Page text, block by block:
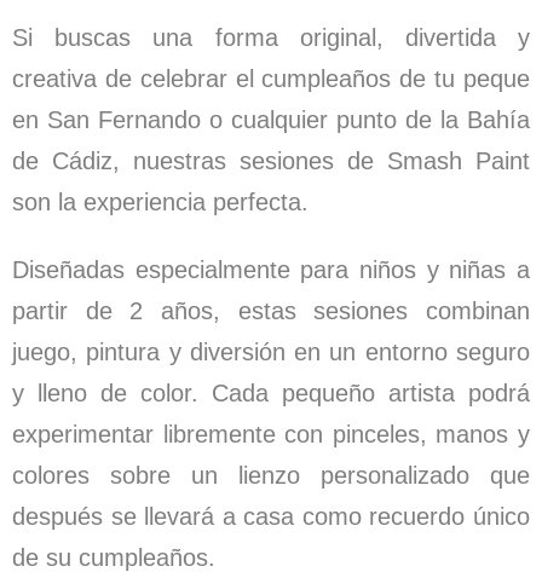
Si buscas una forma original, divertida y
creativa de celebrar el cumpleaños de tu peque
en San Fernando o cualquier punto de la Bahía
de Cádiz, nuestras sesiones de Smash Paint
son la experiencia perfecta.
Diseñadas especialmente para niños y niñas a
partir de 2 años, estas sesiones combinan
juego, pintura y diversión en un entorno seguro
y lleno de color. Cada pequeño artista podrá
experimentar libremente con pinceles, manos y
colores sobre un lienzo personalizado que
después se llevará a casa como recuerdo único
de su cumpleaños.